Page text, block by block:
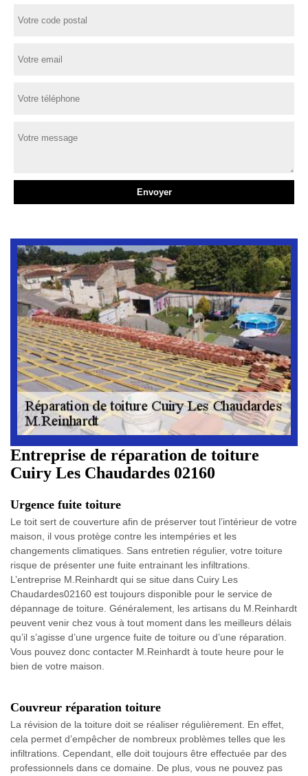
Entreprise de réparation de toiture
Cuiry Les Chaudardes 02160
Urgence fuite toiture
Le toit sert de couverture afin de préserver tout l’intérieur de votre
maison, il vous protège contre les intempéries et les
changements climatiques. Sans entretien régulier, votre toiture
risque de présenter une fuite entrainant les infiltrations.
L’entreprise M.Reinhardt qui se situe dans Cuiry Les
Chaudardes02160 est toujours disponible pour le service de
dépannage de toiture. Généralement, les artisans du M.Reinhardt
peuvent venir chez vous à tout moment dans les meilleurs délais
qu’il s’agisse d’une urgence fuite de toiture ou d’une réparation.
Vous pouvez donc contacter M.Reinhardt à toute heure pour le
bien de votre maison.
Couvreur réparation toiture
La révision de la toiture doit se réaliser régulièrement. En effet,
cela permet d’empêcher de nombreux problèmes telles que les
infiltrations. Cependant, elle doit toujours être effectuée par des
professionnels dans ce domaine. De plus, vous ne pouvez pas